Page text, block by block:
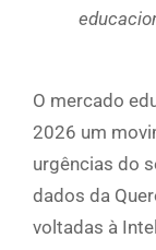
O mercado
2026 um
urgências do
dados da
voltadas à